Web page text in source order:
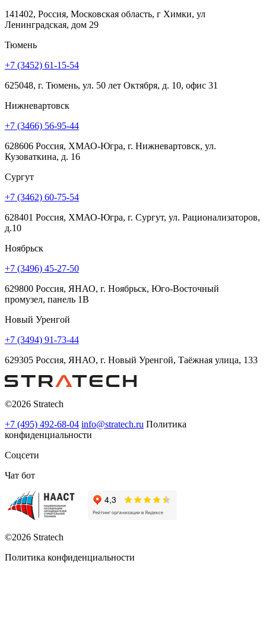
141402, Россия, Московская область, г Химки, ул
Ленинградская, дом 29
Тюмень
+7 (3452) 61-15-54
625048, г. Тюмень, ул. 50 лет Октября, д. 10, офис 31
Нижневартовск
+7 (3466) 56-95-44
628606 Россия, ХМАО-Югра, г. Нижневартовск, ул.
Кузоваткина, д. 16
Сургут
+7 (3462) 60-75-54
628401 Россия, ХМАО-Югра, г. Сургут, ул. Рационализаторов,
д.10
Ноябрьск
+7 (3496) 45-27-50
629800 Россия, ЯНАО, г. Ноябрьск, Юго-Восточный
промузел, панель 1В
Новый Уренгой
+7 (3494) 91-73-44
629305 Россия, ЯНАО, г. Новый Уренгой, Таёжная улица, 133
©2026 Stratech
+7 (495) 492-68-04 info@stratech.ru Политика
конфиденциальности
Соцсети
Чат бот
©2026 Stratech
Политика конфиденциальности